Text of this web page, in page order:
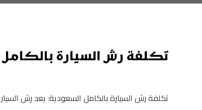
تكلفة رش السيارة
تكلفة رش السيارة بالكامل السعودية: يعد رش